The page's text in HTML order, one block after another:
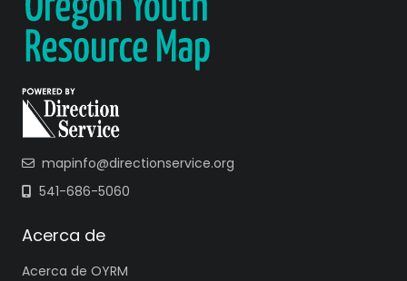
mapinfo@directionservice.org
541-686-5060
Acerca de
Acerca de OYRM